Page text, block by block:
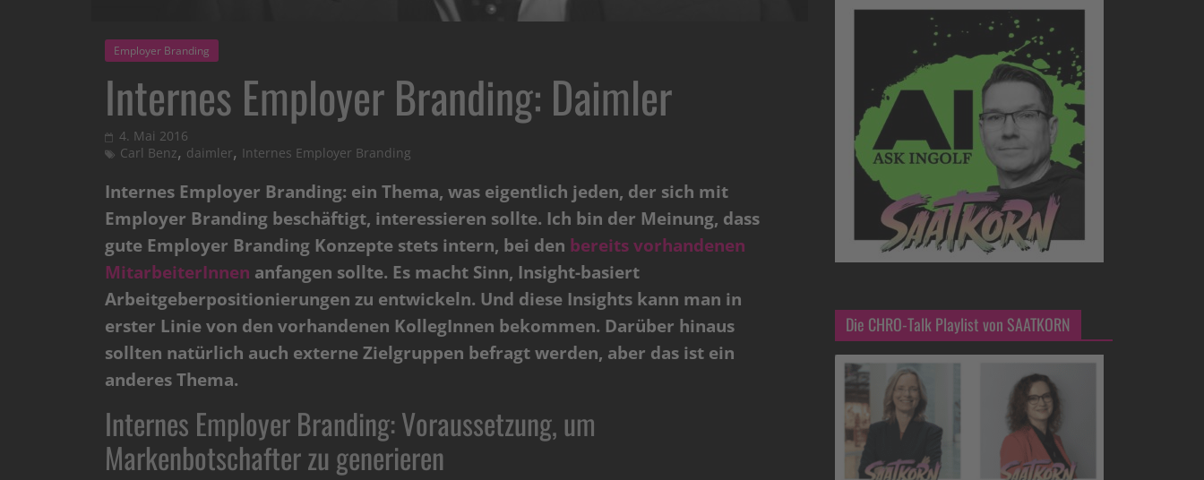
Employer Branding
Internes Employer Branding: Daimler
4. Mai 2016
Carl Benz, daimler, Internes Employer Branding
Internes Employer Branding: ein Thema, was eigentlich jeden, der sich mit
Employer Branding beschäftigt, interessieren sollte. Ich bin der Meinung, dass
gute Employer Branding Konzepte stets intern, bei den bereits vorhandenen
MitarbeiterInnen anfangen sollte. Es macht Sinn, Insight-basiert
Arbeitgeberpositionierungen zu entwickeln. Und diese Insights kann man in
erster Linie von den vorhandenen KollegInnen bekommen. Darüber hinaus
sollten natürlich auch externe Zielgruppen befragt werden, aber das ist ein
anderes Thema.
Internes Employer Branding: Voraussetzung, um
Markenbotschafter zu generieren
Die CHRO-Talk Playlist von SAATKORN